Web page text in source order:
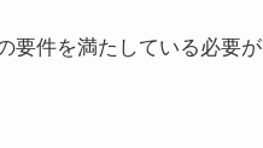
件を満たしている必要